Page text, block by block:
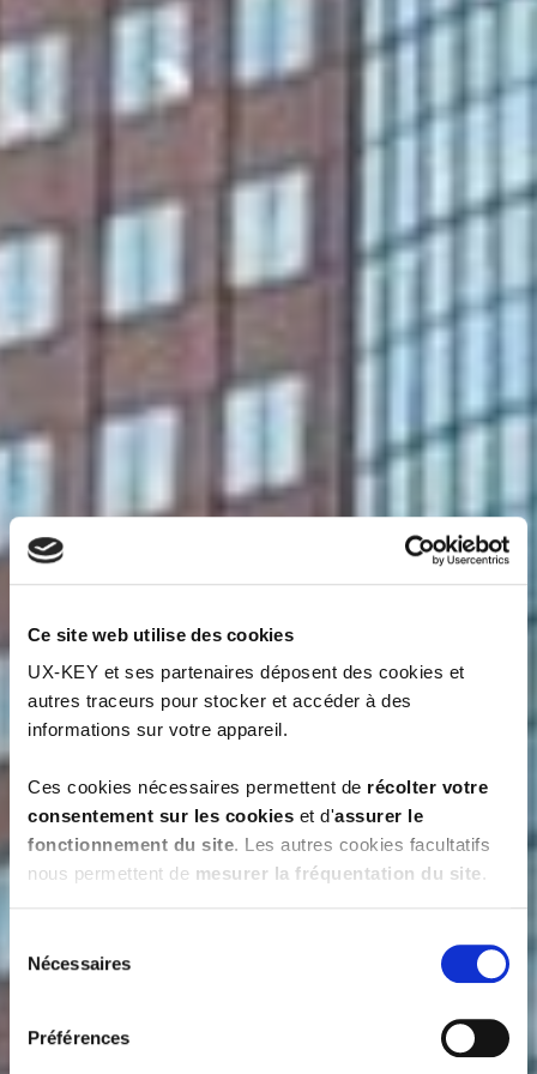
Ce site web utilise des cookies
UX-KEY et ses partenaires déposent des cookies et
autres traceurs pour stocker et accéder à des
informations sur votre appareil.
Ces cookies nécessaires permettent de récolter votre
consentement sur les cookies et d'assurer le
fonctionnement du site. Les autres cookies facultatifs
nous permettent de mesurer la fréquentation du site.
accepter » et pour refuser, cliquez sur « refuser ». Vous
pouvez également paramétrer vos choix et consentir de
façon indépendante et spécifique pour chaque opération
en sélectionnant les cookies à accepter puis en cliquant
du Nécessaires
Préférences